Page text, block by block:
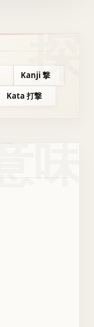
Kanji 撃
Kata 打撃
意味